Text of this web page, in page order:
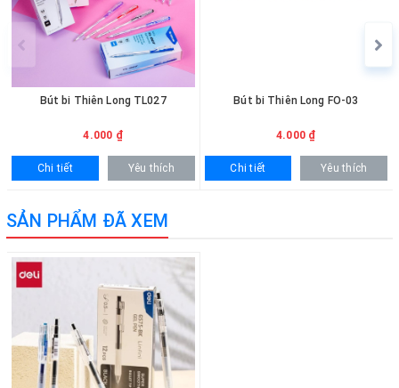
Khách hàng có thể đặt mua trực tiếp trên website bằng cách lựa
chọn số lượng phù hợp. Ngoài ra, vui lòng liên hệ hotline
0936.236.365 - 090.215.9818 để được hỗ trợ nhanh chóng. Đối với
khách hàng mua số lượng lớn sẽ được hỗ trợ báo giá ưu đãi và
giao hàng tận nơi.
Bút bi Thiên Long TL027
4.000 ₫
Chi tiết Yêu thích
Bút bi Thiên Long FO-03
4.000 ₫
Chi tiết Yêu thích
SẢN PHẨM ĐÃ XEM